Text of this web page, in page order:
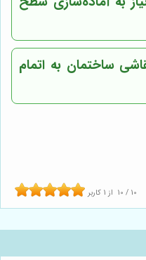
ساختمان به اتمام
10 / 10 از 1 کاربر